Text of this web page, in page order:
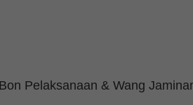
Pelaksanaan & Wang